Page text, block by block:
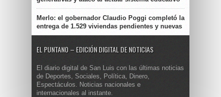
Merlo: el gobernador Claudio Poggi completó la
entrega de 1.529 viviendas pendientes y nuevas
EL PUNTANO – EDICIÓN DIGITAL DE NOTICIAS
El diario digital de San Luis con las últimas noticias
de Deportes, Sociales, Política, Dinero,
Espectáculos. Noticias nacionales e
internacionales al instante.